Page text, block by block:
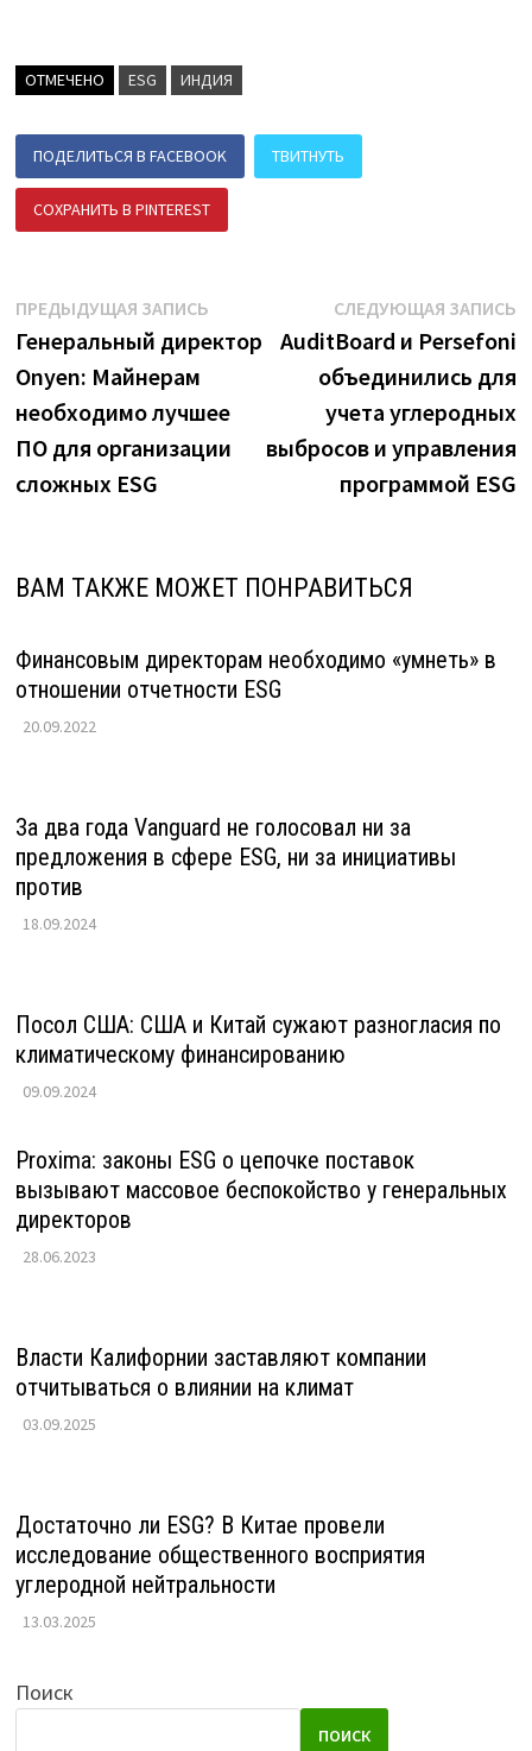
ОТМЕЧЕНО ESG ИНДИЯ
ПОДЕЛИТЬСЯ В FACEBOOK ТВИТНУТЬ
СОХРАНИТЬ В PINTEREST
Навигация
по
записям
ПРЕДЫДУЩАЯ ЗАПИСЬПредыдущая
запись:
Генеральный директор
Onyen: Майнерам
необходимо лучшее
ПО для организации
сложных ESG
СЛЕДУЮЩАЯ ЗАПИСЬ
AuditBoard и Persefoni
объединились для
учета углеродных
выбросов и управления
программой ESG
ВАМ ТАКЖЕ МОЖЕТ ПОНРАВИТЬСЯ
Финансовым директорам необходимо «умнеть» в
отношении отчетности ESG
20.09.2022
За два года Vanguard не голосовал ни за
предложения в сфере ESG, ни за инициативы
против
18.09.2024
Посол США: США и Китай сужают разногласия по
климатическому финансированию
09.09.2024
Proxima: законы ESG о цепочке поставок
вызывают массовое беспокойство у генеральных
директоров
28.06.2023
Власти Калифорнии заставляют компании
отчитываться о влиянии на климат
03.09.2025
Достаточно ли ESG? В Китае провели
исследование общественного восприятия
углеродной нейтральности
13.03.2025
Поиск
ПОИСК